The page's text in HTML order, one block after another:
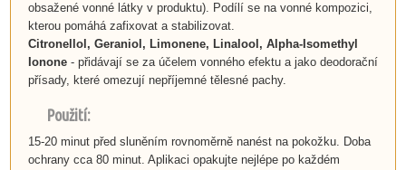
obsažené vonné látky v produktu). Podílí se na vonné kompozici,
kterou pomáhá zafixovat a stabilizovat.
Citronellol, Geraniol, Limonene, Linalool, Alpha-Isomethyl
Ionone- přidávají se za účelem vonného efektu a jako deodorační
přísady, které omezují nepříjemné tělesné pachy.
Použití:
15-20 minut před sluněním rovnoměrně nanést na pokožku. Doba
ochrany cca 80 minut. Aplikaci opakujte nejlépe po každém